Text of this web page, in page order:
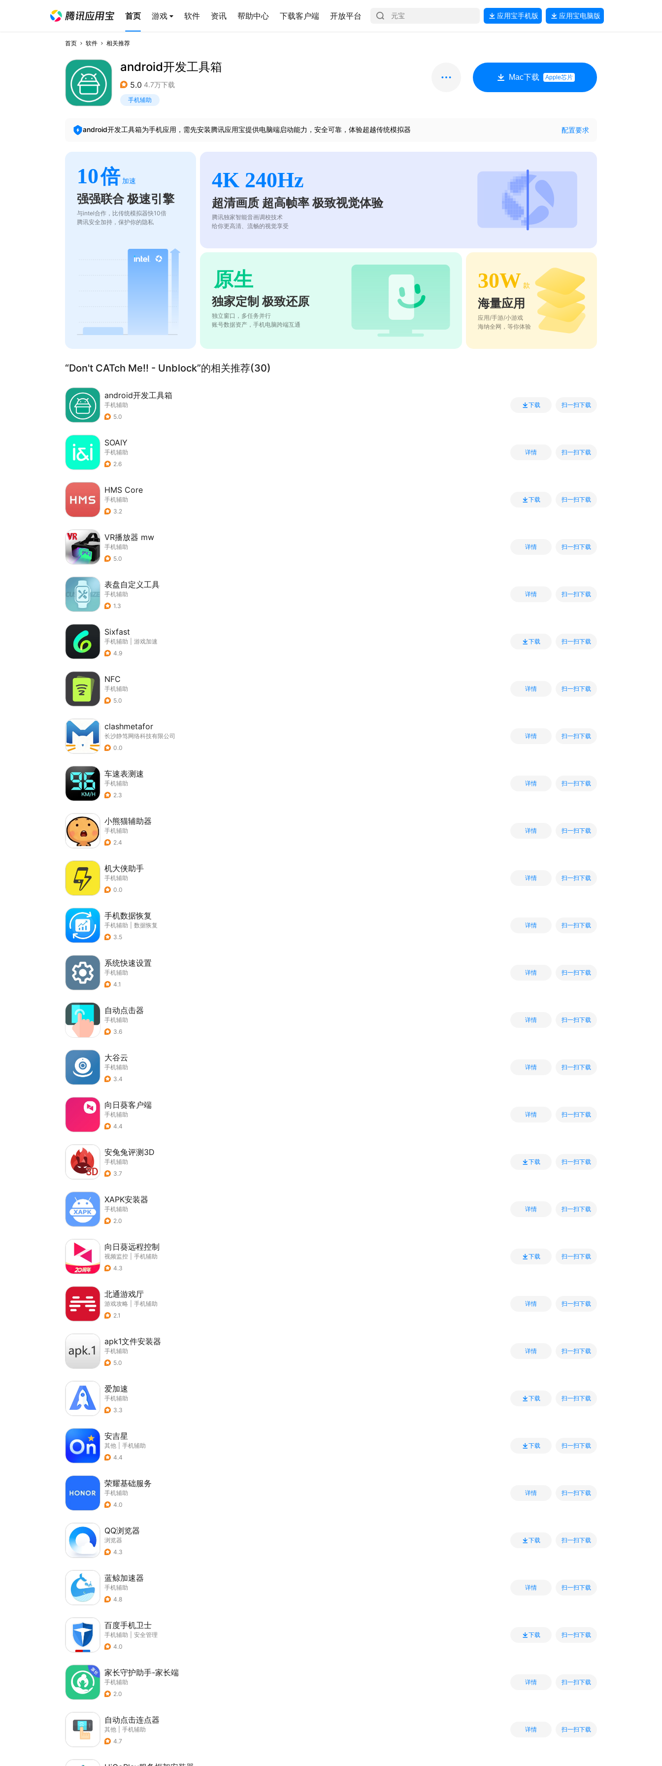
首页 游戏 软件 资讯 帮助中心 下载客户端 开放平台 应用宝手机版 应用宝电脑版
首页 软件 相关推荐
android开发工具箱
5.0 4.7万下载
手机辅助
Mac下载 Apple芯片
android开发工具箱为手机应用，需先安装腾讯应用宝提供电脑端启动能力，安全可靠，体验超越传统模拟器 配置要求
10倍 加速
强强联合 极速引擎
与intel合作，比传统模拟器快10倍
腾讯安全加持，保护你的隐私
4K 240Hz
超清画质 超高帧率 极致视觉体验
腾讯独家智能音画调校技术
给你更高清、流畅的视觉享受
原生
独家定制 极致还原
独立窗口，多任务并行
账号数据资产，手机电脑跨端互通
30W 款
海量应用
应用/手游/小游戏
海纳全网，等你体验
“Don't CATch Me!! - Unblock”的相关推荐(30)
android开发工具箱
手机辅助
5.0
下载 扫一扫下载
SOAIY
手机辅助
2.6
详情 扫一扫下载
HMS Core
手机辅助
3.2
下载 扫一扫下载
VR播放器 mw
手机辅助
5.0
详情 扫一扫下载
表盘自定义工具
手机辅助
1.3
详情 扫一扫下载
Sixfast
手机辅助
游戏加速
4.9
下载 扫一扫下载
NFC
手机辅助
5.0
详情 扫一扫下载
clashmetafor
长沙静笃网络科技有限公司
0.0
详情 扫一扫下载
车速表测速
手机辅助
2.3
详情 扫一扫下载
小熊猫辅助器
手机辅助
2.4
详情 扫一扫下载
机大侠助手
手机辅助
0.0
详情 扫一扫下载
手机数据恢复
手机辅助
数据恢复
3.5
详情 扫一扫下载
系统快速设置
手机辅助
4.1
详情 扫一扫下载
自动点击器
手机辅助
3.6
详情 扫一扫下载
大谷云
手机辅助
3.4
详情 扫一扫下载
向日葵客户端
手机辅助
4.4
详情 扫一扫下载
安兔兔评测3D
手机辅助
3.7
下载 扫一扫下载
XAPK安装器
手机辅助
2.0
详情 扫一扫下载
向日葵远程控制
视频监控
手机辅助
4.3
下载 扫一扫下载
北通游戏厅
游戏攻略
手机辅助
2.1
详情 扫一扫下载
apk1文件安装器
手机辅助
5.0
详情 扫一扫下载
爱加速
手机辅助
3.3
下载 扫一扫下载
安吉星
其他
手机辅助
4.4
下载 扫一扫下载
荣耀基础服务
手机辅助
4.0
详情 扫一扫下载
QQ浏览器
浏览器
4.3
下载 扫一扫下载
蓝鲸加速器
手机辅助
4.8
详情 扫一扫下载
百度手机卫士
手机辅助
安全管理
4.0
下载 扫一扫下载
家长守护助手-家长端
手机辅助
2.0
详情 扫一扫下载
自动点击连点器
其他
手机辅助
4.7
详情 扫一扫下载